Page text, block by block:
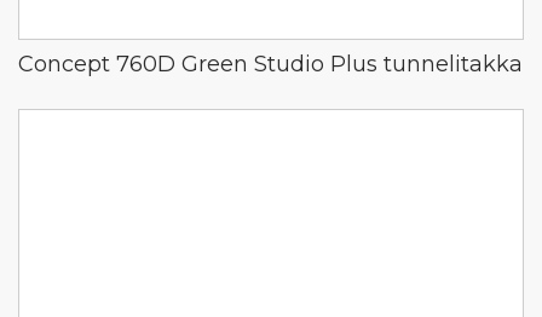
Concept 760D Green Studio Plus tunnelitakka